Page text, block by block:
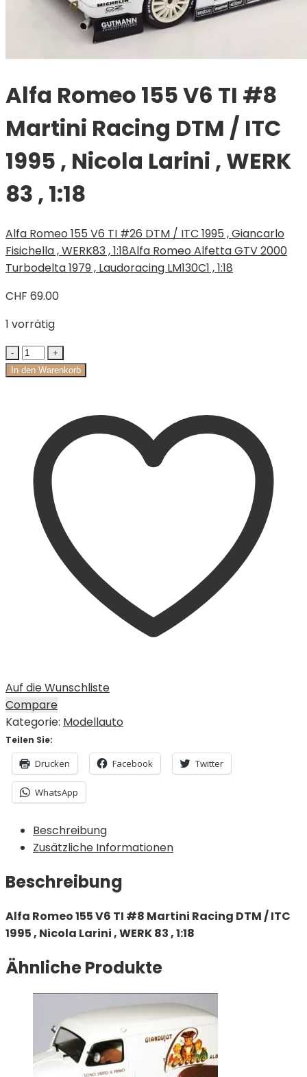
Alfa Romeo 155 V6 TI #8
Martini Racing DTM / ITC
1995 , Nicola Larini , WERK
83 , 1:18
Alfa Romeo 155 V6 TI #26 DTM / ITC 1995 , Giancarlo
Fisichella , WERK83 , 1:18Alfa Romeo Alfetta GTV 2000
Turbodelta 1979 , Laudoracing LM130C1 , 1:18
CHF 69.00
1 vorrätig
In den Warenkorb
Auf die Wunschliste
Compare
Kategorie: Modellauto
Teilen Sie:
Drucken Facebook Twitter
WhatsApp
Beschreibung
Zusätzliche Informationen
Beschreibung
Alfa Romeo 155 V6 TI #8 Martini Racing DTM / ITC
1995 , Nicola Larini , WERK 83 , 1:18
Ähnliche Produkte